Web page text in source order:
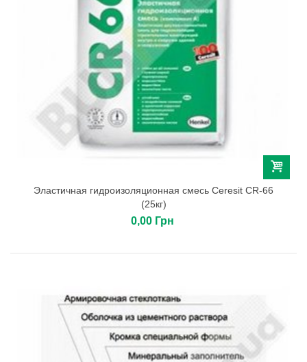
Эластичная гидроизоляционная смесь Ceresit CR-66
(25кг)
0,00 Грн